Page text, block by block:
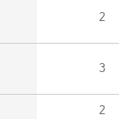
2
3
2